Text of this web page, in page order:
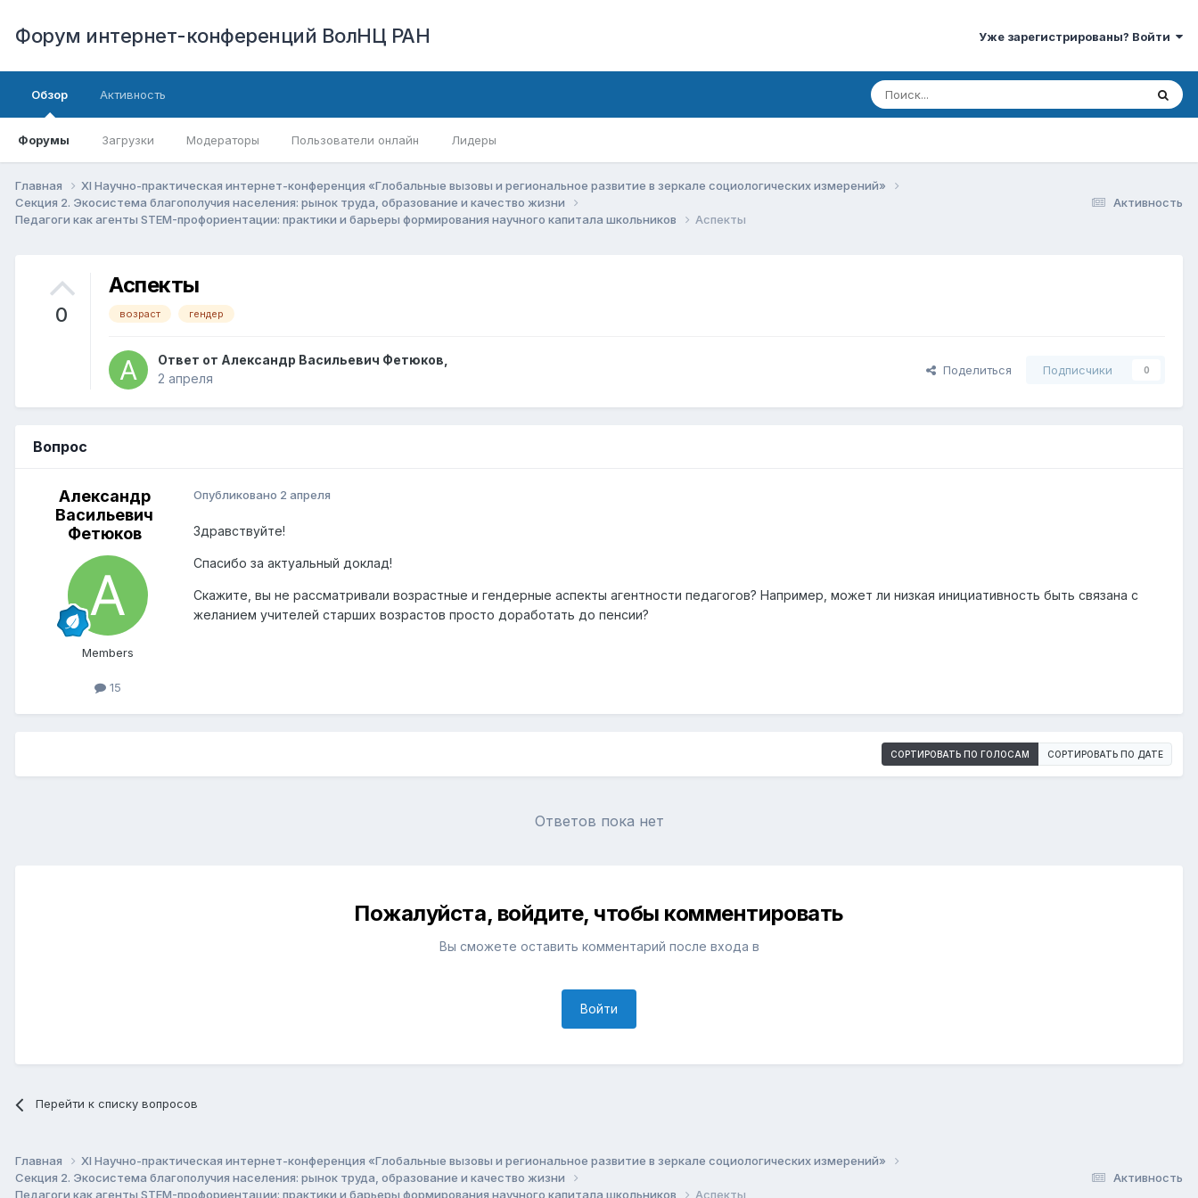
Форум интернет-конференций ВолНЦ РАН Уже зарегистрированы? Войти
Обзор
Форумы Загрузки Модераторы Пользователи онлайн Лидеры
Активность
Активность
Главная
XI Научно-практическая интернет-конференция «Глобальные вызовы и региональное развитие в зеркале социологических измерений»
Секция 2. Экосистема благополучия населения: рынок труда, образование и качество жизни
Педагоги как агенты STEM-профориентации: практики и барьеры формирования научного капитала школьников
Аспекты
0
Аспекты
возраст гендер
Ответ от Александр Васильевич Фетюков
2 апреля
Поделиться Подписчики 0
Вопрос
Александр
Васильевич
Фетюков
Members
15
Опубликовано 2 апреля
Здравствуйте!
Спасибо за актуальный доклад!
Скажите, вы не рассматривали возрастные и гендерные аспекты агентности педагогов? Например, может ли низкая инициативность быть связана с
желанием учителей старших возрастов просто доработать до пенсии?
СОРТИРОВАТЬ ПО ГОЛОСАМ СОРТИРОВАТЬ ПО ДАТЕ
Ответов пока нет
Пожалуйста, войдите, чтобы комментировать
Вы сможете оставить комментарий после входа в
Войти
Перейти к списку вопросов
Активность
Главная
XI Научно-практическая интернет-конференция «Глобальные вызовы и региональное развитие в зеркале социологических измерений»
Секция 2. Экосистема благополучия населения: рынок труда, образование и качество жизни
Педагоги как агенты STEM-профориентации: практики и барьеры формирования научного капитала школьников
Аспекты